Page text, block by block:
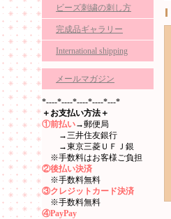
ビーズ刺繍の刺し方
完成品ギャラリー
International shipping
メールマガジン
*----*----*----*----*---*
＋お支払い方法＋
①前払い→郵便局
→三井住友銀行
→東京三菱ＵＦＪ銀
※手数料はお客様ご負担
②後払い決済
※手数料無料
③クレジットカード決済
※手数料無料
④PayPay